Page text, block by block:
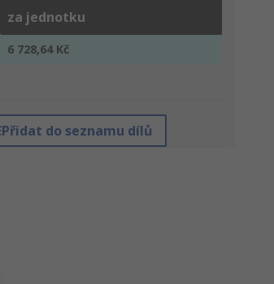
za jednotku
6 728,64 Kč
Přidat do seznamu dílů